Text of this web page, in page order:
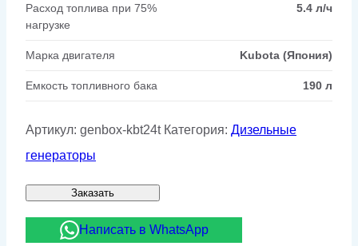
Расход топлива при 75%
нагрузке
5.4 л/ч
Марка двигателя Kubota (Япония)
Емкость топливного бака 190 л
Артикул: genbox-kbt24t Категория: Дизельные
генераторы
Заказать
Написать в WhatsApp